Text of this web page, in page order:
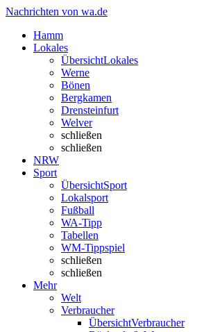
Nachrichten von wa.de
Hamm
Lokales
ÜbersichtLokales
Werne
Bönen
Bergkamen
Drensteinfurt
Welver
schließen
schließen
NRW
Sport
ÜbersichtSport
Lokalsport
Fußball
WA-Tipp
Tabellen
WM-Tippspiel
schließen
schließen
Mehr
Welt
Verbraucher
ÜbersichtVerbraucher